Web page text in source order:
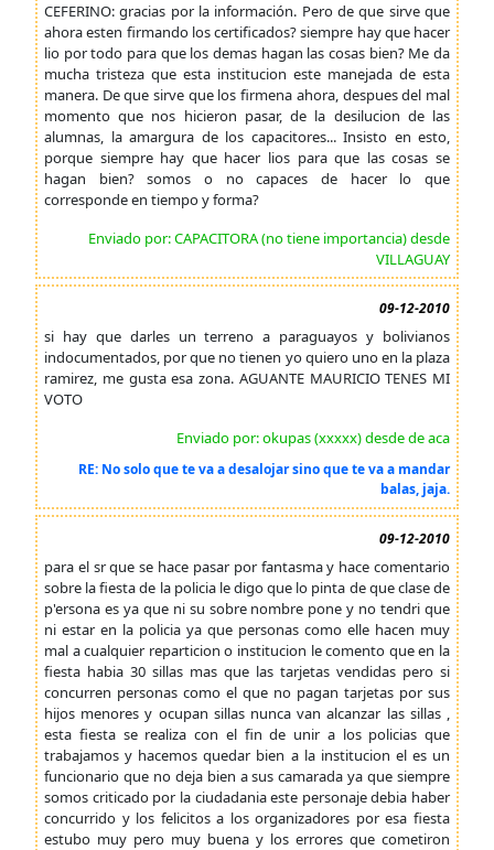
CEFERINO: gracias por la información. Pero de que sirve que
ahora esten firmando los certificados? siempre hay que hacer
lio por todo para que los demas hagan las cosas bien? Me da
mucha tristeza que esta institucion este manejada de esta
manera. De que sirve que los firmena ahora, despues del mal
momento que nos hicieron pasar, de la desilucion de las
alumnas, la amargura de los capacitores... Insisto en esto,
porque siempre hay que hacer lios para que las cosas se
hagan bien? somos o no capaces de hacer lo que
corresponde en tiempo y forma?
Enviado por: CAPACITORA (no tiene importancia) desde
VILLAGUAY
09-12-2010
si hay que darles un terreno a paraguayos y bolivianos
indocumentados, por que no tienen yo quiero uno en la plaza
ramirez, me gusta esa zona. AGUANTE MAURICIO TENES MI
VOTO
Enviado por: okupas (xxxxx) desde de aca
RE: No solo que te va a desalojar sino que te va a mandar
balas, jaja.
09-12-2010
para el sr que se hace pasar por fantasma y hace comentario
sobre la fiesta de la policia le digo que lo pinta de que clase de
p'ersona es ya que ni su sobre nombre pone y no tendri que
ni estar en la policia ya que personas como elle hacen muy
mal a cualquier reparticion o institucion le comento que en la
fiesta habia 30 sillas mas que las tarjetas vendidas pero si
concurren personas como el que no pagan tarjetas por sus
hijos menores y ocupan sillas nunca van alcanzar las sillas ,
esta fiesta se realiza con el fin de unir a los policias que
trabajamos y hacemos quedar bien a la institucion el es un
funcionario que no deja bien a sus camarada ya que siempre
somos criticado por la ciudadania este personaje debia haber
concurrido y los felicitos a los organizadores por esa fiesta
estubo muy pero muy buena y los errores que cometiron